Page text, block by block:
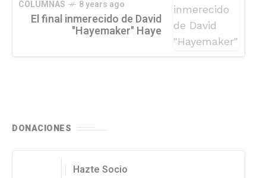
COLUMNAS 8 years ago
El final inmerecido de David
"Hayemaker" Haye
DONACIONES
Hazte Socio